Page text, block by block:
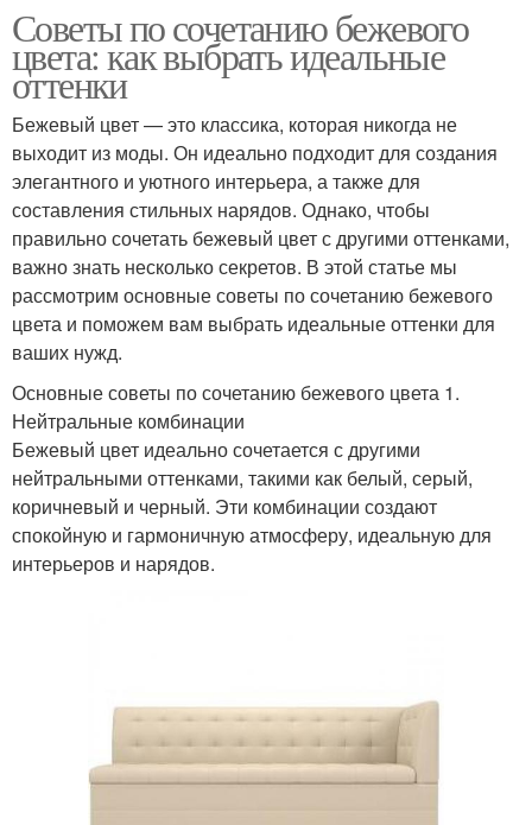
Советы по сочетанию бежевого
цвета: как выбрать идеальные
оттенки
Бежевый цвет — это классика, которая никогда не
выходит из моды. Он идеально подходит для создания
элегантного и уютного интерьера, а также для
составления стильных нарядов. Однако, чтобы
правильно сочетать бежевый цвет с другими оттенками,
важно знать несколько секретов. В этой статье мы
рассмотрим основные советы по сочетанию бежевого
цвета и поможем вам выбрать идеальные оттенки для
ваших нужд.
Основные советы по сочетанию бежевого цвета 1.
Нейтральные комбинации
Бежевый цвет идеально сочетается с другими
нейтральными оттенками, такими как белый, серый,
коричневый и черный. Эти комбинации создают
спокойную и гармоничную атмосферу, идеальную для
интерьеров и нарядов.